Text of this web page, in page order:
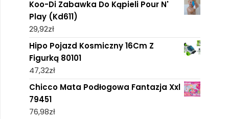
Koo-Di Zabawka Do Kąpieli Pour N'
Play (Kd611)
29,92zł
Hipo Pojazd Kosmiczny 16Cm Z
Figurką 80101
47,32zł
Chicco Mata Podłogowa Fantazja Xxl
79451
76,98zł